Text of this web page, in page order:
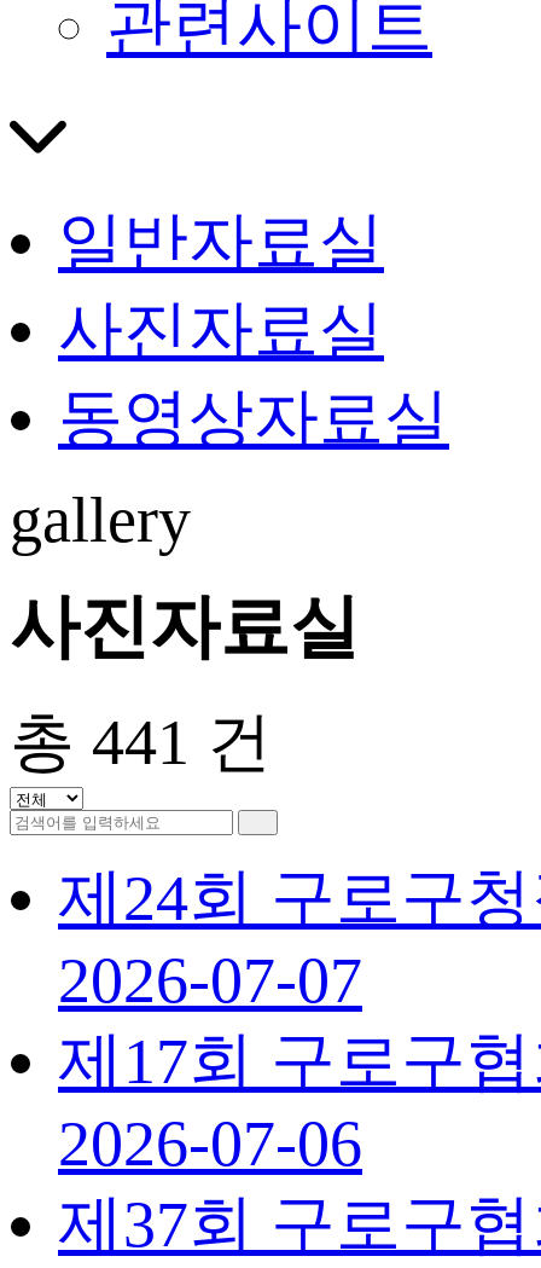
관련사이트
일반자료실
사진자료실
동영상자료실
gallery
사진자료실
총 441 건
제24회 구로구
2026-07-07
제17회 구로구
2026-07-06
제37회 구로구